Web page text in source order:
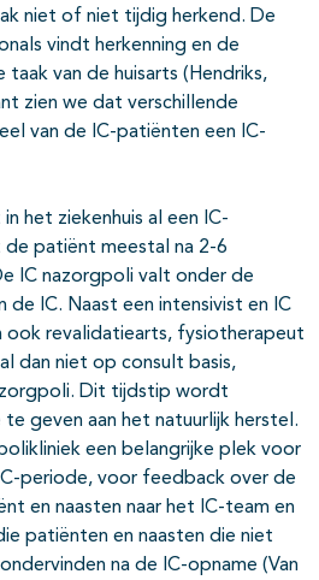
niet of niet tijdig herkend. De
vindt herkenning en de
taak van de huisarts (Hendriks,
zien we dat verschillende
van de IC-patiënten een IC-
het ziekenhuis al een IC-
patiënt meestal na 2-6
IC nazorgpoli valt onder de
de IC. Naast een intensivist en IC
ook revalidatiearts, fysiotherapeut
dan niet op consult basis,
Dit tijdstip wordt
geven aan het natuurlijk herstel.
een belangrijke plek voor
periode, voor feedback over de
en naasten naar het IC-team en
patiënten en naasten die niet
na de IC-opname (Van